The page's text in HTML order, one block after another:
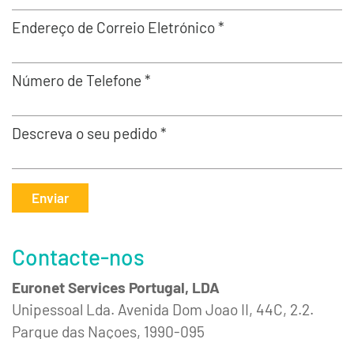
Endereço de Correio Eletrónico *
Número de Telefone *
Descreva o seu pedido *
Enviar
Contacte-nos
Euronet Services Portugal, LDA
Unipessoal Lda. Avenida Dom Joao II, 44C, 2.2.
Parque das Naçoes, 1990-095